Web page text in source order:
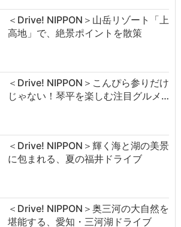
＜Drive! NIPPON＞山岳リゾート「上
高地」で、絶景ポイントを散策
＜Drive! NIPPON＞こんぴら参りだけ
じゃない！琴平を楽しむ注目グルメ…
＜Drive! NIPPON＞輝く海と湖の美景
に包まれる、夏の福井ドライブ
＜Drive! NIPPON＞奥三河の大自然を
堪能する、愛知・三河湖ドライブ